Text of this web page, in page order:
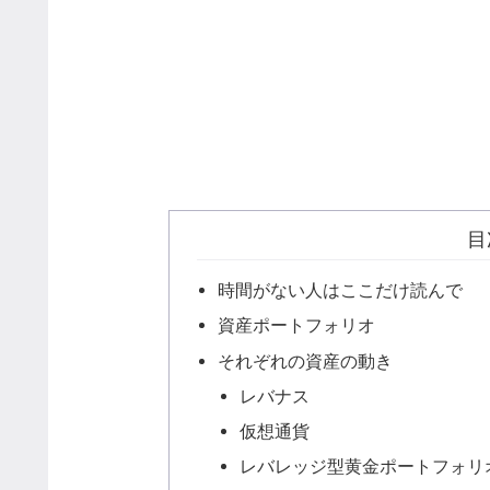
時間がない人はここだけ読んで
資産ポートフォリオ
それぞれの資産の動き
レバナス
仮想通貨
レバレッジ型黄金ポートフォリ